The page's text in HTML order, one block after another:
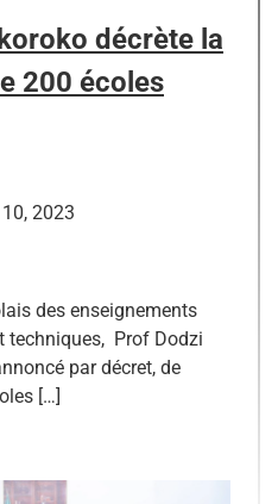
décrète la
200 écoles
2023
des enseignements
techniques, Prof Dodzi
par décret, de
[…]